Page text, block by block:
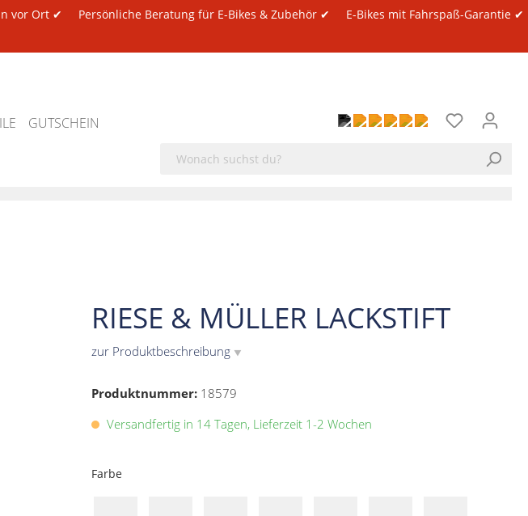
vor Ort ✔ Persönliche Beratung für E-Bikes & Zubehör ✔
E-Bikes mit Fahrspaß-Garantie ✔
GUTSCHEIN
RIESE & MÜLLER LACKSTIFT
zur Produktbeschreibung ▼
Produktnummer: 18579
Versandfertig in 14 Tagen, Lieferzeit 1-2 Wochen
Farbe